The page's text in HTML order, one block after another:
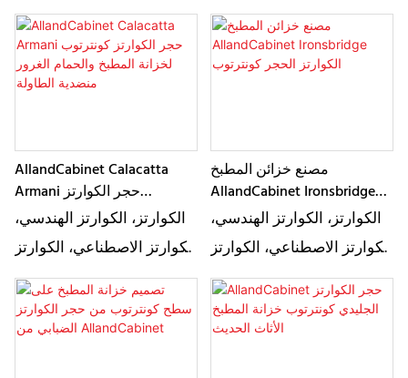
من صنع الإنسان يصف بشكل
أساسي نفس المنتج، وهو نوع
من الحجر الاصطناعي. إنها
من صنع الإنسان يصف بشكل
أساسي نفس المنتج، وهو نوع
من الحجر الاصطناعي. إنها
AllandCabinet Calacatta
Armani حجر الكوارتز
كونترتوب لخزانة المطبخ
والحمام الغرور منضدية
الطاولة
الكوارتز، الكوارتز الهندسي،
الكوارتز الاصطناعي، الكوارتز
من صنع الإنسان يصف بشكل
أساسي نفس المنتج، وهو نوع
من الحجر الاصطناعي. إنها
مصنع خزائن المطبخ
AllandCabinet Ironsbridge
الكوارتز الحجر كونترتوب
الكوارتز، الكوارتز الهندسي،
الكوارتز الاصطناعي، الكوارتز
من صنع الإنسان يصف بشكل
أساسي نفس المنتج، وهو نوع
من الحجر الاصطناعي. إنها